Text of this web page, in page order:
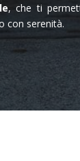
, che ti
con serenità.